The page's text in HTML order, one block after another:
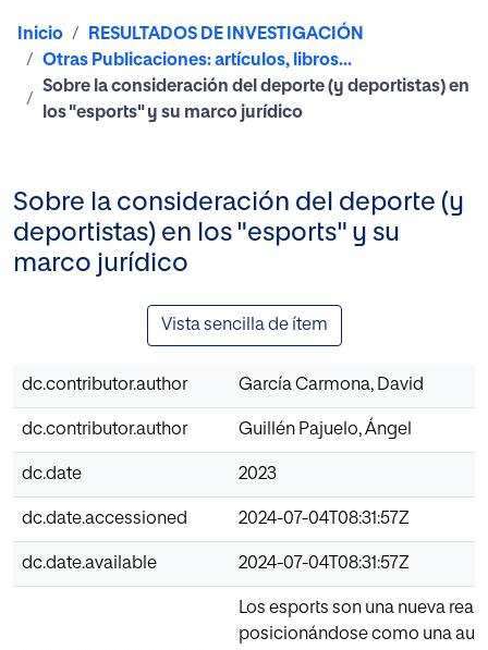
Inicio
RESULTADOS DE INVESTIGACIÓN
Otras Publicaciones: artículos, libros...
Sobre la consideración del deporte (y deportistas) en
los "esports" y su marco jurídico
Sobre la consideración del deporte (y
deportistas) en los "esports" y su
marco jurídico
Vista sencilla de ítem
dc.contributor.author García Carmona, David
dc.contributor.author Guillén Pajuelo, Ángel
dc.date 2023
dc.date.accessioned 2024-07-04T08:31:57Z
dc.date.available 2024-07-04T08:31:57Z
Los esports son una nueva
posicionándose como una